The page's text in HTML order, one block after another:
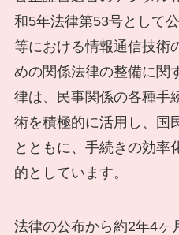
和5年法律第53号として
等における情報通信技術
めの関係法律の整備に関
律は、民事関係の各種手
術を積極的に活用し、国
とともに、手続きの効率
的としています。
法律の公布から約2年4ヶ